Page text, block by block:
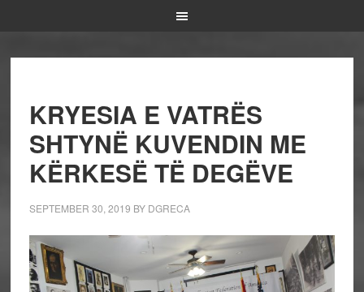
KRYESIA E VATRËS
SHTYNË KUVENDIN ME
KËRKESË TË DEGËVE
SEPTEMBER 30, 2019 BY DGRECA